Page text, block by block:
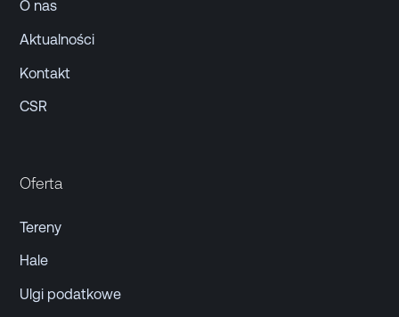
O nas
Aktualności
Kontakt
CSR
Oferta
Tereny
Hale
Ulgi podatkowe